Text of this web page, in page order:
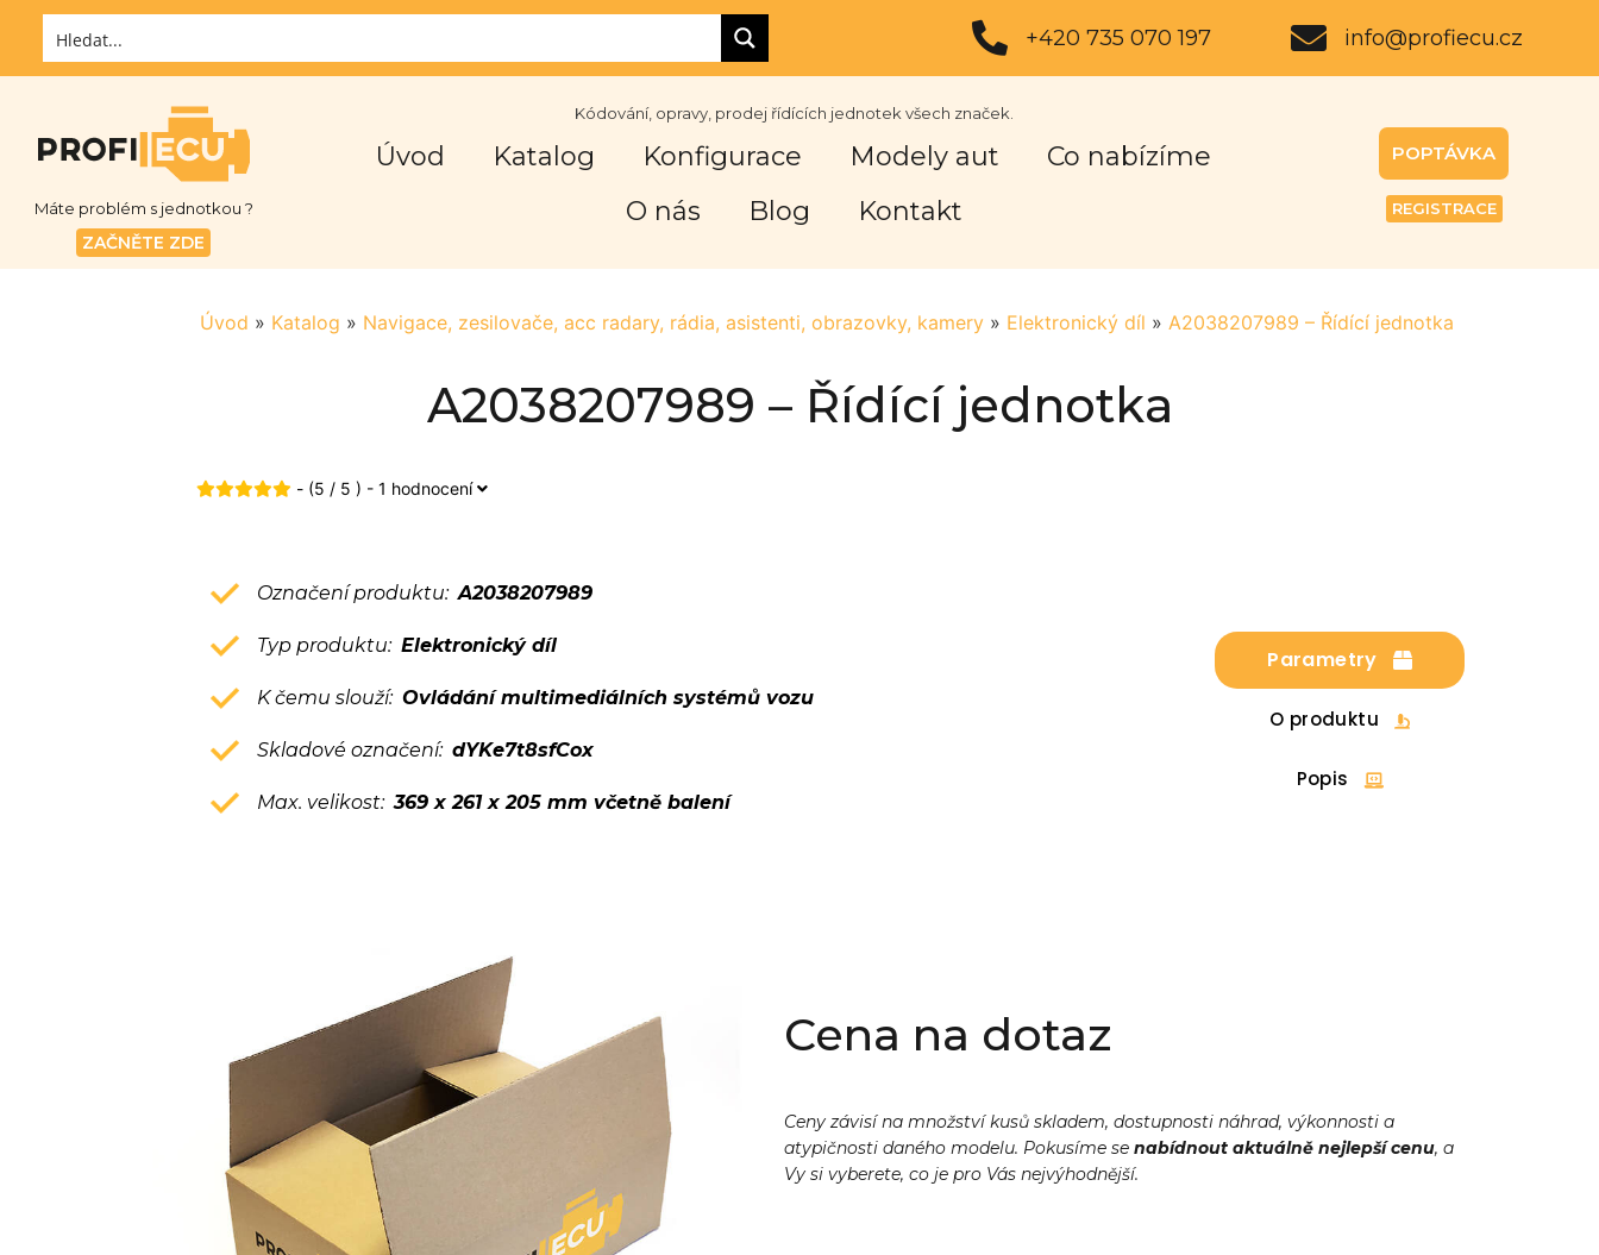
+420 735 070 197 info@profiecu.cz
Máte problém s jednotkou ?
ZAČNĚTE ZDE
Kódování, opravy, prodej řídících jednotek všech značek.
Úvod Katalog Konfigurace Modely aut
Co nabízíme
O nás
Blog Kontakt
POPTÁVKA
REGISTRACE
Úvod » Katalog » Navigace, zesilovače, acc radary, rádia, asistenti, obrazovky, kamery » Elektronický díl » A2038207989 – Řídící jednotka
A2038207989 – Řídící jednotka
- (5 / 5 ) - 1 hodnocení
Parametry
O produktu
Popis
Označení produktu:A2038207989
Typ produktu: Elektronický díl
K čemu slouží: Ovládání multimediálních systémů vozu
Skladové označení: dYKe7t8sfCox
Max. velikost:369 x 261 x 205 mm včetně balení
Cena na dotaz
Ceny závisí na množství kusů skladem, dostupnosti náhrad, výkonnosti a
atypičnosti daného modelu. Pokusíme senabídnout aktuálně nejlepší cenu, a
Vy si vyberete, co je pro Vás nejvýhodnější.